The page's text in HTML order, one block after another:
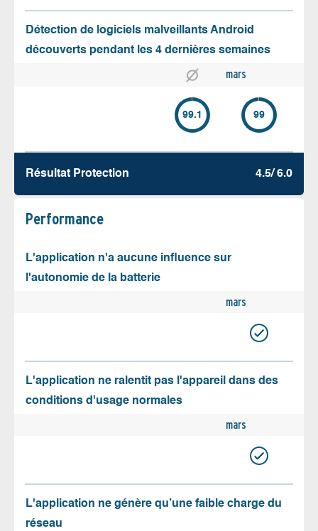
Détection de logiciels malveillants Android
découverts pendant les 4 dernières semaines
mars
99.1 99
Résultat Protection 4.5/ 6.0
Performance
L'application n'a aucune influence sur
l'autonomie de la batterie
mars
L'application ne ralentit pas l'appareil dans des
conditions d'usage normales
mars
L'application ne génère qu’une faible charge du
réseau